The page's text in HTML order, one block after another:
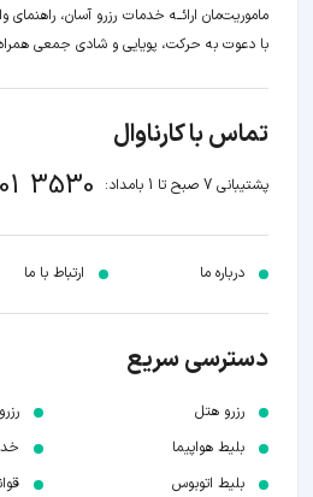
ماموریت‌مان اراﺋــﻪ خدمات رزرو آسان،
با دعوت به حرکت، پویایی و شادی جمعی
تماس با کارناوال
پشتیبانی 7 صبح تا 1 بامداد: 3530
درباره ما ارتباط با ما
دسترسی سریع
رزرو هتل
بلیط هواپیما
بلیط اتوبوس